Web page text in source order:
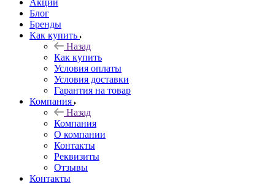
Акции
Блог
Бренды
Как купить
Назад
Как купить
Условия оплаты
Условия доставки
Гарантия на товар
Компания
Назад
Компания
О компании
Контакты
Реквизиты
Отзывы
Контакты